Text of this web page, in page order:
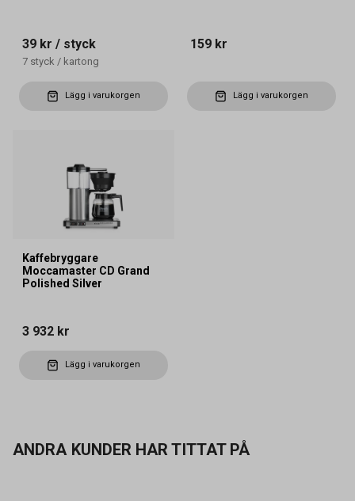
39 kr / styck
7 styck / kartong
Lägg i varukorgen
159 kr
Lägg i varukorgen
Kaffebryggare
Moccamaster CD Grand
Polished Silver
3 932 kr
Lägg i varukorgen
ANDRA KUNDER HAR TITTAT PÅ